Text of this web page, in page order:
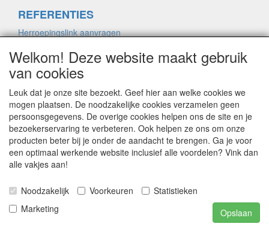
REFERENTIES
Herroepingslink aanvragen
ALGEMENE VOORWAARDEN
Herroepingslink aanvragen
PRIVACYVERKLARING
Herroepingslink aanvragen
CONTACT
Herroepingslink aanvragen
Welkom! Deze website maakt gebruik
van cookies
Leuk dat je onze site bezoekt. Geef hier aan welke cookies we
mogen plaatsen. De noodzakelijke cookies verzamelen geen
persoonsgegevens. De overige cookies helpen ons de site en je
bezoekerservaring te verbeteren. Ook helpen ze ons om onze
producten beter bij je onder de aandacht te brengen. Ga je voor
een optimaal werkende website inclusief alle voordelen? Vink dan
alle vakjes aan!
Noodzakelijk Voorkeuren
Statistieken
Marketing
Opslaan